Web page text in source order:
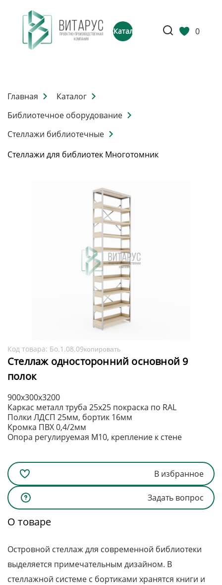
Каталог 0
Главная
Каталог
Библиотечное оборудование
Стеллажи библиотечные
Стеллажи для библиотек Многотомник
Код товара: Бо.1.08.09копировать
Стеллаж односторонний основной 9
полок
Каркас металл труба 25х25 покраска по RAL
Полки ЛДСП 25мм, бортик 16мм
Кромка ПВХ 0,4/2мм
Опора регулируемая М10, крепление к стене
900х300х3200
В избранное
Задать вопрос
О товаре
Островной стеллаж для современной библиотеки
выделяется примечательным дизайном. В
стеллажной системе с бортиками хранятся книги и